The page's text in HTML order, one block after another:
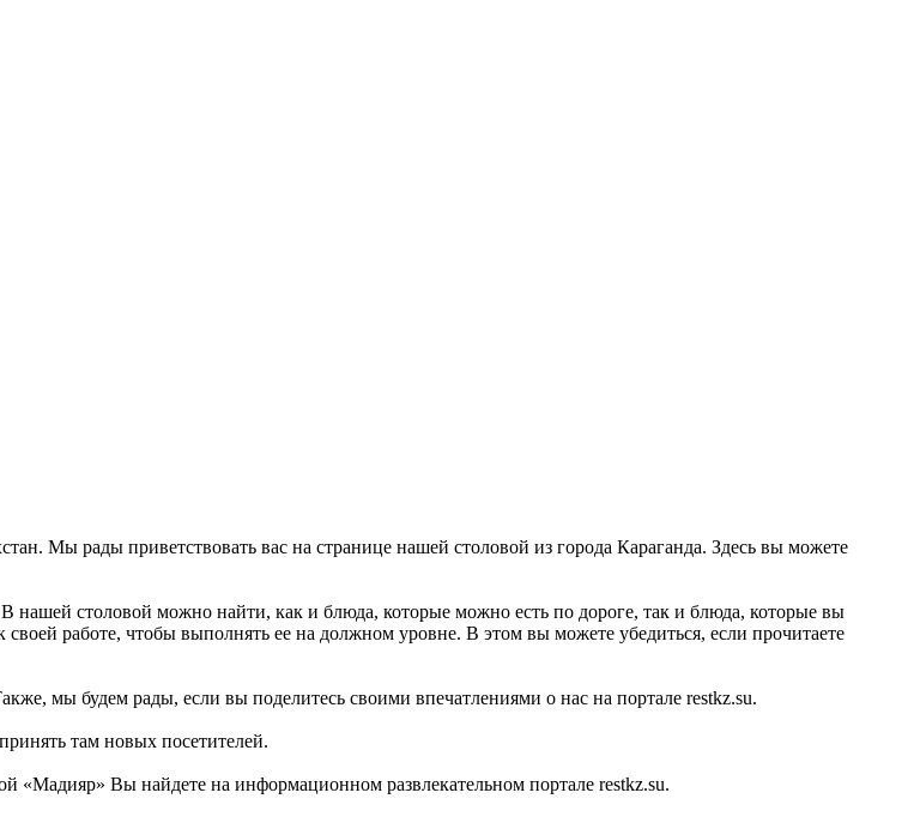
Мы рады приветствовать вас на странице нашей столовой из города Караганда. Здесь вы можете
нашей столовой можно найти, как и блюда, которые можно есть по дороге, так и блюда, которые вы
работе, чтобы выполнять ее на должном уровне. В этом вы можете убедиться, если прочитаете
мы будем рады, если вы поделитесь своими впечатлениями о нас на портале restkz.su.
там новых посетителей.
Вы найдете на информационном развлекательном портале restkz.su.